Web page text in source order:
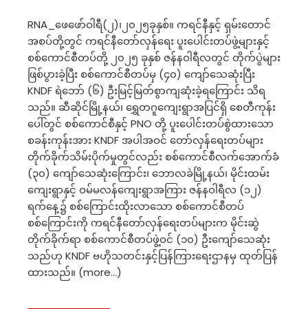
RNA_ဖေဖော်ဝါရီ(၂)၊၂၀၂၅ခုနှစ်။ ကရင်နီနှင့် ရှမ်းတောင်
အစပ်တို့တွင် ကရင်နီတော်လှန်ရေး ပူးပေါင်းတပ်ဖွဲ့များနှင့်
စစ်ကောင်စီတပ်တို့ ၂၀၂၅ ခုနှစ် ဇန်နဝါရီလတွင် တိုက်ပွဲများ
ဖြစ်ပွားခဲ့ပြီး စစ်ကောင်စီတပ်မှ (၄၀) ကျော်သေဆုံးပြီး
KNDF ရဲဘော် (၆) ဦးမြင့်မြတ်စွာကျဆုံးခဲ့ရကြောင်း သိရ
သည်။ ဆီဆိုင်မြို့နယ်၊ ရွှေတဂူကျေးရွာအပြင်ရှိ စေတီကုန်း
ပေါ်တွင် စစ်ကောင်စီနှင့် PNO တို့ ပူးပေါင်းတပ်စွဲထားသော
စခန်းကုန်းအား KNDF အပါအဝင် တော်လှန်ရေးတပ်များ
တိုက်ခိုက်သိမ်းပိုက်မှုတွင်လည်း စစ်ကောင်စီလက်အောက်ခံ
(၃၀) ကျော်သေဆုံးကြောင်း၊ ဘောလခဲမြို့နယ်၊ မိုင်းထမ်း
ကျေးရွာနှင့် ဝမ်မလန်ကျေးရွာအကြား ဇန်နဝါရီလ (၁၂)
ရက်နေ့၌ စစ်ကြောင်းထိုးလာသော စစ်ကောင်စီတပ်
စစ်ကြောင်းကို ကရင်နီတော်လှန်ရေးတပ်များက မိုင်းဆွဲ
တိုက်ခိုက်ရာ စစ်ကောင်စီတပ်ဖွဲ့ဝင် (၁၀) ဦးကျော်သေဆုံး
သည်ဟု KNDF ဗဟိုသတင်းနှင့်ပြန်ကြားရေးဌာနမှ ထုတ်ပြန်
ထားသည်။ (more…)